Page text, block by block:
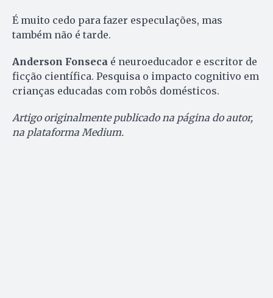
É muito cedo para fazer especulações, mas
também não é tarde.
Anderson Fonseca é neuroeducador e escritor de
ficção científica. Pesquisa o impacto cognitivo em
crianças educadas com robôs domésticos.
Artigo originalmente publicado na página do autor,
na plataforma Medium.